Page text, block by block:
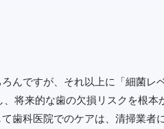
んですが、それ以上に「細菌レ
将来的な歯の欠損リスクを根
歯科医院でのケアは、清掃業者